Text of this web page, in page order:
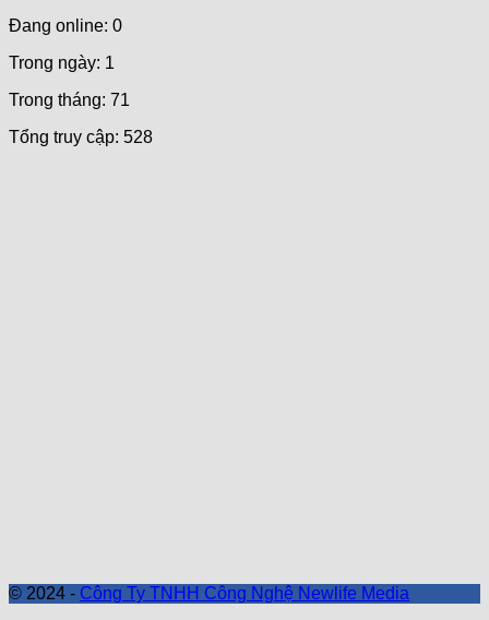
Đang online: 0
Trong ngày: 1
Trong tháng: 71
Tổng truy cập: 528
© 2024 - Công Ty TNHH Công Nghệ Newlife Media